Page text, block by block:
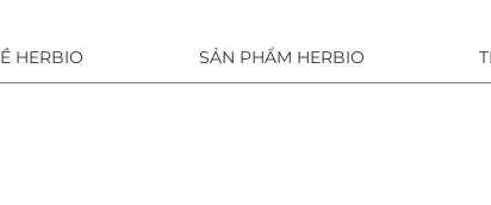
HERBIO SẢN PHẨM HERBIO